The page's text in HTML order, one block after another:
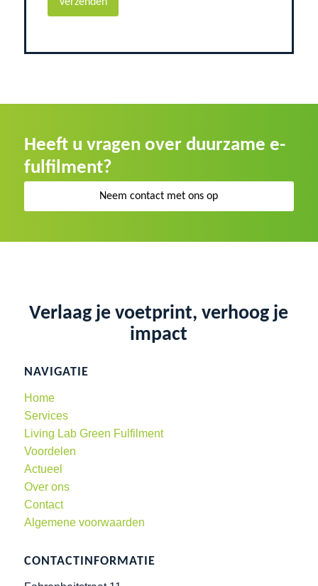
Heeft u vragen over duurzame e-
fulfilment?
Neem contact met ons op
Verlaag je voetprint, verhoog je
impact
NAVIGATIE
Home
Services
Living Lab Green Fulfilment
Voordelen
Actueel
Over ons
Contact
Algemene voorwaarden
CONTACTINFORMATIE